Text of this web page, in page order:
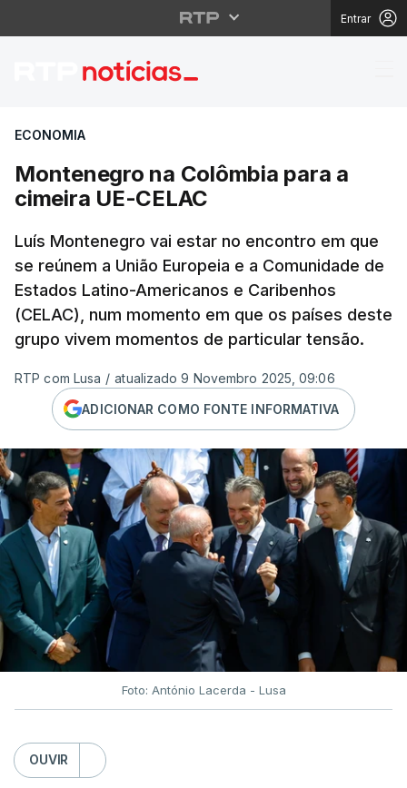
Entrar
Montenegro na
ECONOMIA
Montenegro na Colômbia para a
cimeira UE-CELAC
Luís Montenegro vai estar no encontro em que
se reúnem a União Europeia e a Comunidade de
Estados Latino-Americanos e Caribenhos
(CELAC), num momento em que os países deste
grupo vivem momentos de particular tensão.
RTP com Lusa / atualizado 9 Novembro 2025, 09:06
ADICIONAR COMO FONTE INFORMATIVA
Foto: António Lacerda - Lusa
OUVIR